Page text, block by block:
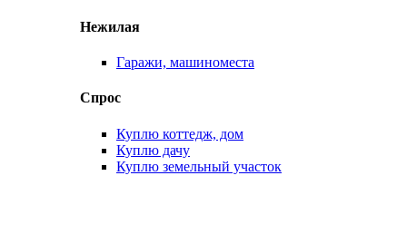
Нежилая
Гаражи, машиноместа
Спрос
Куплю коттедж, дом
Куплю дачу
Куплю земельный участок